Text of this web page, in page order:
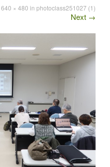
640 × 480 in photoclass251027 (1)
Next →